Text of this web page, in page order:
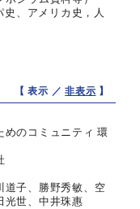
、アメリカ史，人
【 表示 ／非表示 】
めのコミュニティ 環
道子、勝野秀敏、空
光世、中井珠惠